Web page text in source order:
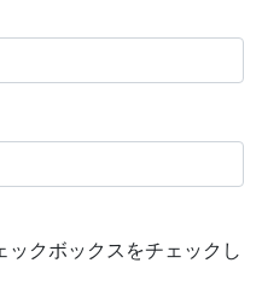
クボックスをチェックし